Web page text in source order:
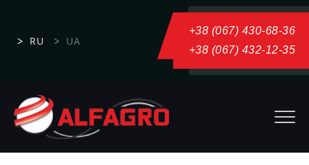
RU UA
+38 (067) 430-68-36
+38 (067) 432-12-35